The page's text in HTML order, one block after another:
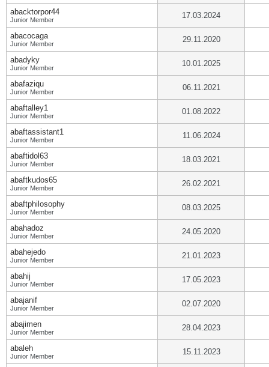
abacktorpor44
Junior Member 17.03.2024
abacocaga
Junior Member 29.11.2020
abadyky
Junior Member 10.01.2025
abafaziqu
Junior Member 06.11.2021
abaftalley1
Junior Member 01.08.2022
abaftassistant1
Junior Member 11.06.2024
abaftidol63
Junior Member 18.03.2021
abaftkudos65
Junior Member 26.02.2021
abaftphilosophy
Junior Member 08.03.2025
abahadoz
Junior Member 24.05.2020
abahejedo
Junior Member 21.01.2023
abahij
Junior Member 17.05.2023
abajanif
Junior Member 02.07.2020
abajimen
Junior Member 28.04.2023
abaleh
Junior Member 15.11.2023